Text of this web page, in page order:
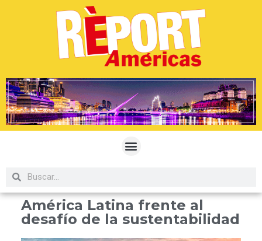
América Latina frente al
desafío de la sustentabilidad